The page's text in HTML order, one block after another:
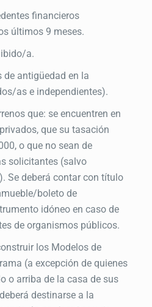
financieros
últimos 9 meses.
a.
de antigüedad en la
as e independientes).
que: se encuentren en
que su tasación
o que no sean de
solicitantes (salvo
Se deberá contar con título
boleto de
idóneo en caso de
de organismos públicos.
los Modelos de
(a excepción de quienes
o arriba de la casa de sus
destinarse a la